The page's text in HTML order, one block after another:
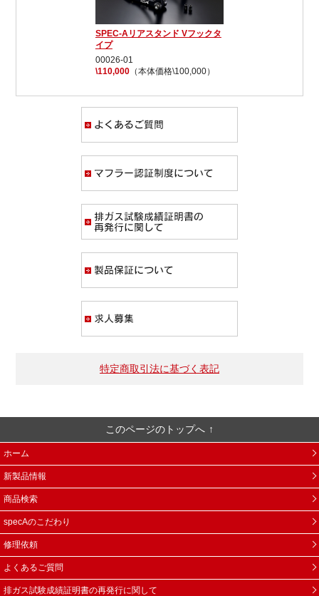
SPEC-Aリアスタンド Vフックタ
イプ
00026-01
\110,000（本体価格\100,000）
特定商取引法に基づく表記
このページのトップへ
ホーム
新製品情報
商品検索
specAのこだわり
修理依頼
よくあるご質問
排ガス試験成績証明書の再発行に関して